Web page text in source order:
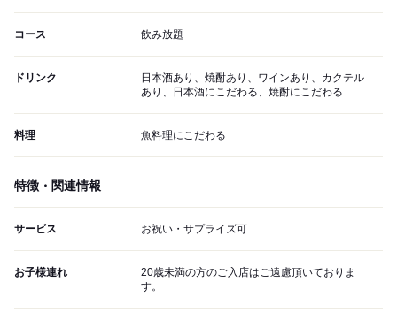
コース 飲み放題
ドリンク
日本酒あり、焼酎あり、ワインあり、カクテル
あり、日本酒にこだわる、焼酎にこだわる
料理 魚料理にこだわる
特徴・関連情報
サービス お祝い・サプライズ可
お子様連れ
20歳未満の方のご入店はご遠慮頂いておりま
す。